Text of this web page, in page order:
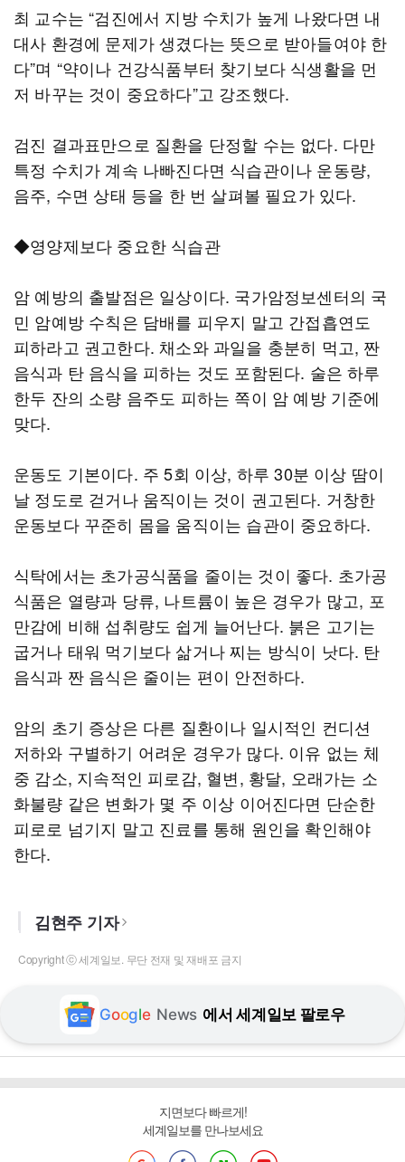
최 교수는 “검진에서 지방 수치가 높게 나왔다면 내
대사 환경에 문제가 생겼다는 뜻으로 받아들여야 한
다”며 “약이나 건강식품부터 찾기보다 식생활을 먼
저 바꾸는 것이 중요하다”고 강조했다.
검진 결과표만으로 질환을 단정할 수는 없다. 다만
특정 수치가 계속 나빠진다면 식습관이나 운동량,
음주, 수면 상태 등을 한 번 살펴볼 필요가 있다.
◆영양제보다 중요한 식습관
암 예방의 출발점은 일상이다. 국가암정보센터의 국
민 암예방 수칙은 담배를 피우지 말고 간접흡연도
피하라고 권고한다. 채소와 과일을 충분히 먹고, 짠
음식과 탄 음식을 피하는 것도 포함된다. 술은 하루
한두 잔의 소량 음주도 피하는 쪽이 암 예방 기준에
맞다.
운동도 기본이다. 주 5회 이상, 하루 30분 이상 땀이
날 정도로 걷거나 움직이는 것이 권고된다. 거창한
운동보다 꾸준히 몸을 움직이는 습관이 중요하다.
식탁에서는 초가공식품을 줄이는 것이 좋다. 초가공
식품은 열량과 당류, 나트륨이 높은 경우가 많고, 포
만감에 비해 섭취량도 쉽게 늘어난다. 붉은 고기는
굽거나 태워 먹기보다 삶거나 찌는 방식이 낫다. 탄
음식과 짠 음식은 줄이는 편이 안전하다.
암의 초기 증상은 다른 질환이나 일시적인 컨디션
저하와 구별하기 어려운 경우가 많다. 이유 없는 체
중 감소, 지속적인 피로감, 혈변, 황달, 오래가는 소
화불량 같은 변화가 몇 주 이상 이어진다면 단순한
피로로 넘기지 말고 진료를 통해 원인을 확인해야
한다.
김현주 기자
Copyright ⓒ 세계일보. 무단 전재 및 재배포 금지
Google News 에서 세계일보 팔로우
지면보다 빠르게!
세계일보를 만나보세요